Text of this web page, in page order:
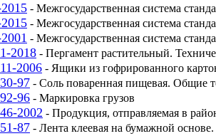
- Межгосударственная система
- Межгосударственная система
- Межгосударственная система
2018 - Пергамент растительный.
2006 - Ящики из гофрированного
97 - Соль поваренная пищевая. Общие
96 - Маркировка грузов
2002 - Продукция, отправляемая в
87 - Лента клеевая на бумажной